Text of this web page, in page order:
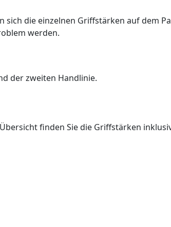
die einzelnen Griffstärken auf dem
werden.
der zweiten Handlinie.
finden Sie die Griffstärken